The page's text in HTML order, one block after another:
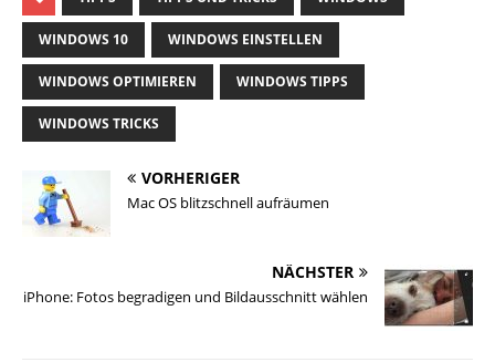
WINDOWS 10 WINDOWS EINSTELLEN
WINDOWS OPTIMIEREN WINDOWS TIPPS
WINDOWS TRICKS
VORHERIGER
Mac OS blitzschnell aufräumen
NÄCHSTER
iPhone: Fotos begradigen und Bildausschnitt wählen